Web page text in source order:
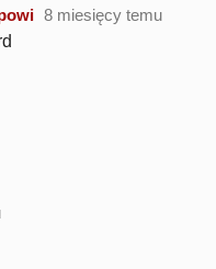
8 miesięcy temu